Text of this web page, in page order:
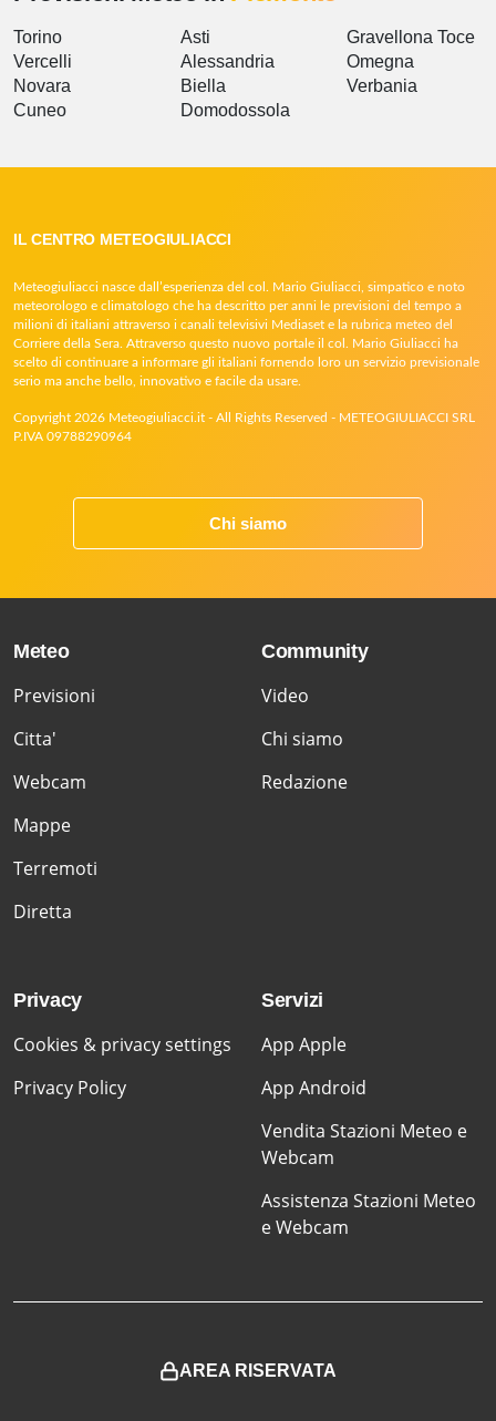
Torino
Vercelli
Novara
Cuneo
Asti
Alessandria
Biella
Domodossola
Gravellona Toce
Omegna
Verbania
IL CENTRO METEOGIULIACCI
Meteogiuliacci nasce dall’esperienza del col. Mario Giuliacci, simpatico e noto
meteorologo e climatologo che ha descritto per anni le previsioni del tempo a
milioni di italiani attraverso i canali televisivi Mediaset e la rubrica meteo del
Corriere della Sera. Attraverso questo nuovo portale il col. Mario Giuliacci ha
scelto di continuare a informare gli italiani fornendo loro un servizio previsionale
serio ma anche bello, innovativo e facile da usare.
Copyright 2026 Meteogiuliacci.it - All Rights Reserved - METEOGIULIACCI SRL
P.IVA 09788290964
Chi siamo
Meteo
Previsioni
Citta'
Webcam
Mappe
Terremoti
Diretta
Community
Video
Chi siamo
Redazione
Privacy
Cookies & privacy settings
Privacy Policy
Servizi
App Apple
App Android
Vendita Stazioni Meteo e
Webcam
Assistenza Stazioni Meteo
e Webcam
AREA RISERVATA